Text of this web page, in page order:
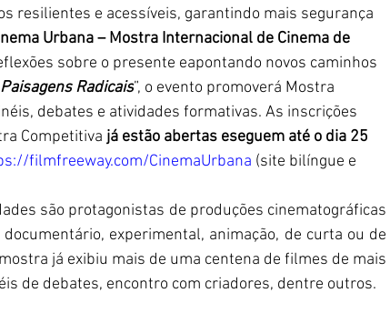
resilientes e acessíveis, garantindo mais segurança
Urbana – Mostra Internacional de Cinema de
sobre o presente eapontando novos caminhos
Paisagens Radicais”, o evento promoverá Mostra
debates e atividades formativas. As inscrições
Competitiva já estão abertas eseguem até o dia 25
filmfreeway.com/CinemaUrbana (site bilíngue e
são protagonistas de produções cinematográficas
experimental, animação, de curta ou de
já exibiu mais de uma centena de filmes de mais
de debates, encontro com criadores, dentre outros.